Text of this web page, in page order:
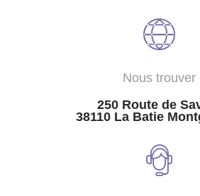
Nous trouver
250 Route de
38110 La Batie